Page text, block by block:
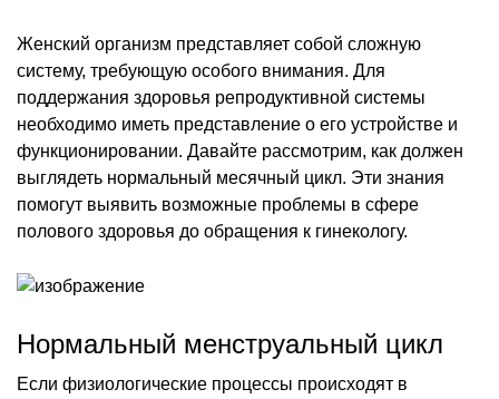
Женский организм представляет собой сложную
систему, требующую особого внимания. Для
поддержания здоровья репродуктивной системы
необходимо иметь представление о его устройстве и
функционировании. Давайте рассмотрим, как должен
выглядеть нормальный месячный цикл. Эти знания
помогут выявить возможные проблемы в сфере
полового здоровья до обращения к гинекологу.
Нормальный менструальный цикл
Если физиологические процессы происходят в